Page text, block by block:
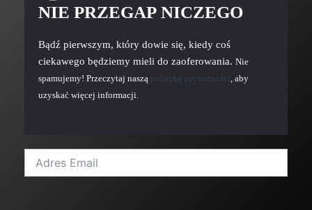
NIE PRZEGAP NICZEGO
Bądź pierwszym, który dowie się, kiedy coś
ciekawego będziemy mieli do zaoferowania. Nie
spamujemy! Przeczytaj naszą politykę prywatności , aby
uzyskać więcej informacji.